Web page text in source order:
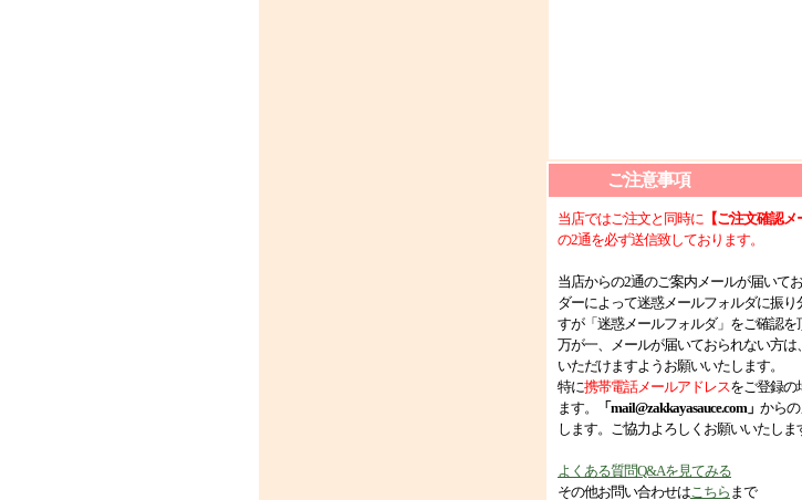
ご注意事項
当店ではご注文と同時に 【ご注文確認メ
の2通を必ず送信致しております。
当店からの2通のご案内メールが届いて
ダーによって迷惑メールフォルダに振
すが「迷惑メールフォルダ」をご確認を
万が一、メールが届いておられない方
いただけますようお願いいたします。
特に携帯電話メールアドレスをご登録の
ます。
「mail@zakkayasauce.com」 から
します。ご協力よろしくお願いいたしま
よくある質問Q&Aを見てみる
その他お問い合わせはこちら まで